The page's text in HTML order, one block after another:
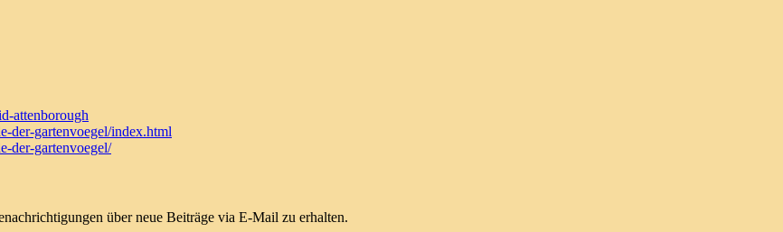
attenborough
der-gartenvoegel/index.html
der-gartenvoegel/
über neue Beiträge via E-Mail zu erhalten.